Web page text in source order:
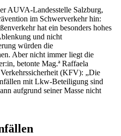
AUVA-Landes­stelle Salzburg,
im Schwerverkehr hin:
hat ein besonders hohes
und nicht
würden die
Aber nicht immer liegt die
betonte Mag.ª Raffaela
(KFV): „Die
mit Lkw-Beteiligung sind
aufgrund seiner Masse nicht